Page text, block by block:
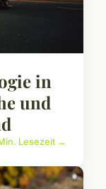
in
und
Lesezeit →